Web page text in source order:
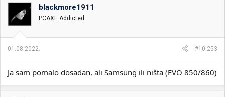
o
v
n
:
blackmore1911
PCAXE Addicted
01.08.2022. #10.253
Ja sam pomalo dosadan, ali Samsung ili ništa (EVO 850/860)